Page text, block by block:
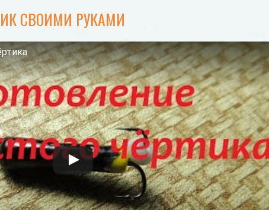
СВОИМИ РУКАМИ